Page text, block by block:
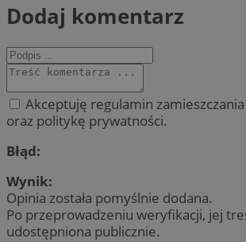
Dodaj komentarz
Akceptuję regulamin
oraz politykę prywatności.
Błąd:
Wynik:
Opinia została pomyślnie dodana.
Po przeprowadzeniu weryfikacji, jej
udostępniona publicznie.